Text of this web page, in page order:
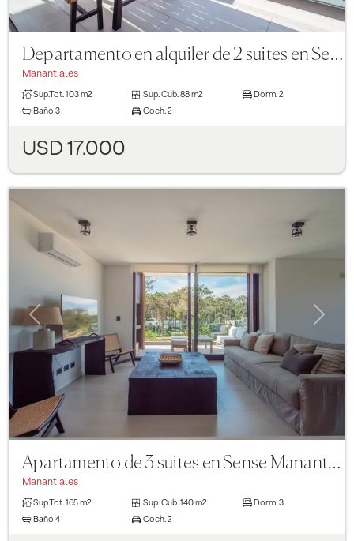
Departamento en alquiler de 2 suites en Sense Manantiales
Manantiales
Sup.Tot.103 m2 Sup. Cub. 88 m2 Dorm. 2
Baño 3 Coch. 2
USD 17.000
Previous
Apartamento de 3 suites en Sense Manantiales
Manantiales
Sup.Tot. 165 m2 Sup. Cub. 140 m2 Dorm. 3
Baño 4 Coch. 2